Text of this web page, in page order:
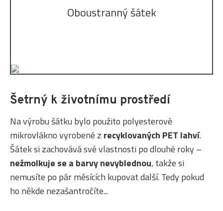
Oboustranný šátek
Šetrný k životnímu prostředí
Na výrobu šátku bylo použito polyesterové
mikrovlákno vyrobené z recyklovaných PET lahví.
Šátek si zachovává své vlastnosti po dlouhé roky –
nežmolkuje se a barvy nevyblednou, takže si
nemusíte po pár měsících kupovat další. Tedy pokud
ho někde nezašantročíte...